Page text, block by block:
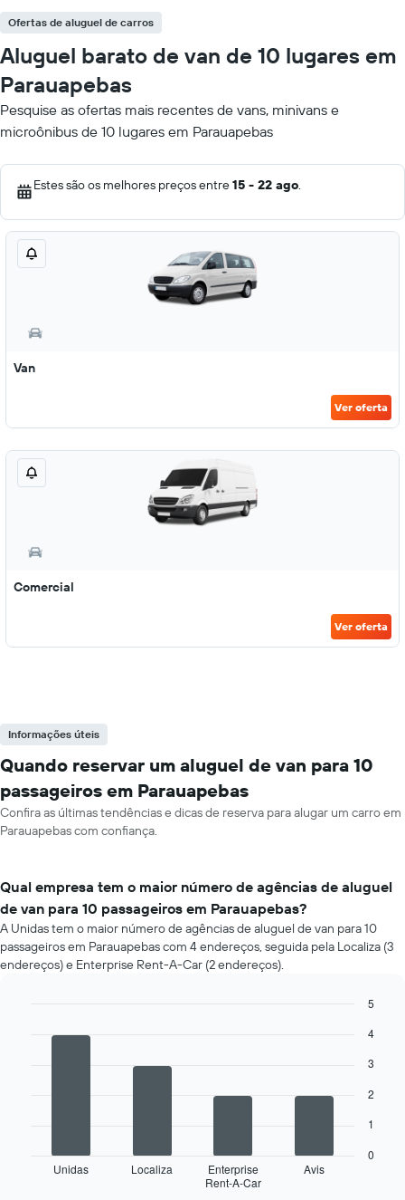
Ofertas de aluguel de carros
Aluguel barato de van de 10 lugares em
Parauapebas
Pesquise as ofertas mais recentes de vans, minivans e
microônibus de 10 lugares em Parauapebas
Estes são os melhores preços entre15 - 22 ago.
Van
Ver oferta
Comercial
Ver oferta
Informações úteis
Quando reservar um aluguel de van para 10
passageiros em Parauapebas
Confira as últimas tendências e dicas de reserva para alugar um carro em
Parauapebas com confiança.
Qual empresa tem o maior número de agências de aluguel
de van para 10 passageiros em Parauapebas?
A Unidas tem o maior número de agências de aluguel de van para 10
passageiros em Parauapebas com 4 endereços, seguida pela Localiza (3
endereços) e Enterprise Rent-A-Car (2 endereços).
seguir
graphic.
Unidas Localiza
Enterprise
Rent-A-Car
Avis
0
1
2
3
4
5